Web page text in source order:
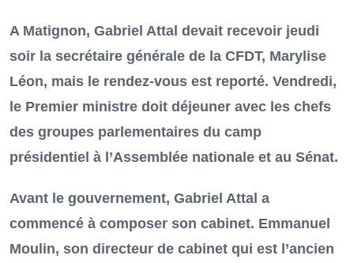
A Matignon, Gabriel Attal devait recevoir jeudi
soir la secrétaire générale de la CFDT, Marylise
Léon, mais le rendez-vous est reporté. Vendredi,
le Premier ministre doit déjeuner avec les chefs
des groupes parlementaires du camp
présidentiel à l’Assemblée nationale et au Sénat.
Avant le gouvernement, Gabriel Attal a
commencé à composer son cabinet. Emmanuel
Moulin, son directeur de cabinet qui est l’ancien